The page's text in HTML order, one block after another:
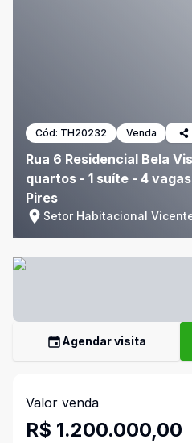
Cód: TH20232 Venda
Rua 6 Residencial Bela
quartos - 1 suíte - 4
Pires
Setor Habitacional
Agendar visita
Valor venda
R$ 1.200.000,00